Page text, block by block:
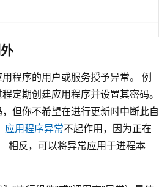
程序的用户或服务授予异常。 例
定期创建应用程序并设置其密码。
但你不希望在进行更新时中断此自
应用程序异常不起作用，因为正在
相反，可以将异常应用于进程本